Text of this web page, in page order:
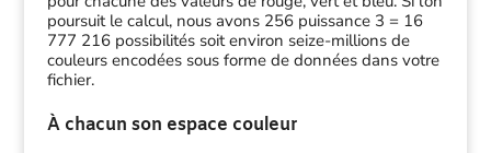
poursuit le calcul, nous avons 256 puissance 3 = 16
777 216 possibilités soit environ seize-millions de
couleurs encodées sous forme de données dans votre
fichier.
À chacun son espace couleur